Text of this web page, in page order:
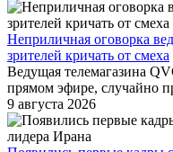
Неприличная оговорка
зрителей кричать от смеха
Ведущая телемагазина
прямом эфире, случайно
9 августа 2026